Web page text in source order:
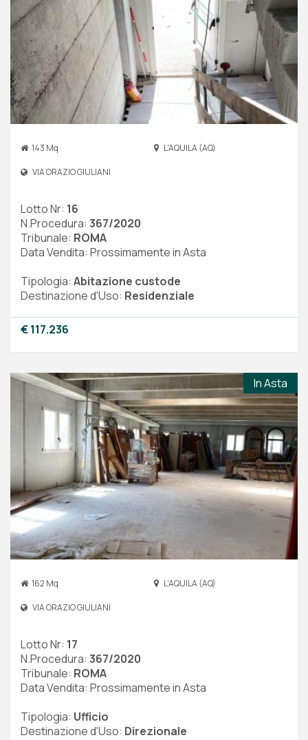
143 Mq L'AQUILA (AQ)
VIA ORAZIO GIULIANI
Lotto Nr: 16
N.Procedura: 367/2020
Tribunale: ROMA
Data Vendita: Prossimamente in Asta
Tipologia: Abitazione custode
Destinazione d'Uso: Residenziale
€ 117.236
In Asta
162 Mq L'AQUILA (AQ)
VIA ORAZIO GIULIANI
Lotto Nr: 17
N.Procedura: 367/2020
Tribunale: ROMA
Data Vendita: Prossimamente in Asta
Tipologia: Ufficio
Destinazione d'Uso: Direzionale